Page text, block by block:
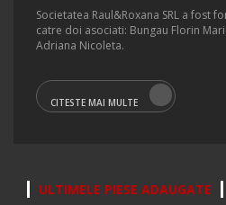
Societatea Raul&Roxana SRL a fost
catre doi asociati: Bungau Florin
Adriana Nicoleta.
CITESTE MAI MULTE
ULTIMELE PIESE ADAUGATE